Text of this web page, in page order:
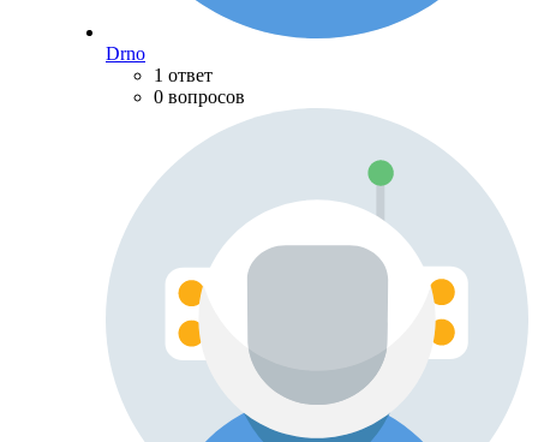
Drno
1 ответ
0 вопросов